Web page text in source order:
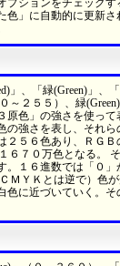
プションをチェック
色」に自動的に更新
」、「緑(Green)」、
～２５５）、緑
原色」の強さを使って
の強さを表し、それら
２５６色あり、ＲＧ
６７０万色となる。
。１６進数では「０
ＭＹＫとは逆で）色
色に近づいていく。